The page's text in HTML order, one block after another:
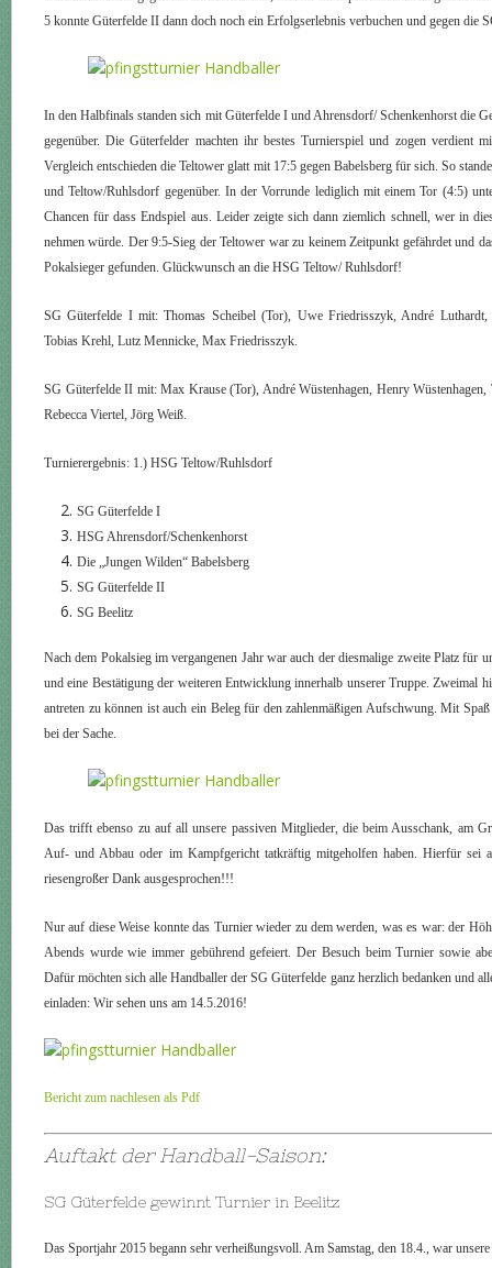
5 konnte Güterfelde II dann doch noch ein Erfolgserlebnis verbuchen und gegen die
In den Halbfinals standen sich mit Güterfelde I und Ahrensdorf/ Schenkenhorst die
gegenüber. Die Güterfelder machten ihr bestes Turnierspiel und zogen verdient
Vergleich entschieden die Teltower glatt mit 17:5 gegen Babelsberg für sich. So
und Teltow/Ruhlsdorf gegenüber. In der Vorrunde lediglich mit einem Tor (4:5)
Chancen für dass Endspiel aus. Leider zeigte sich dann ziemlich schnell, wer in
nehmen würde. Der 9:5-Sieg der Teltower war zu keinem Zeitpunkt gefährdet und
Pokalsieger gefunden. Glückwunsch an die HSG Teltow/ Ruhlsdorf!
SG Güterfelde I mit: Thomas Scheibel (Tor), Uwe Friedrisszyk, André
Tobias Krehl, Lutz Mennicke, Max Friedrisszyk.
SG Güterfelde II mit: Max Krause (Tor), André Wüstenhagen, Henry
Rebecca Viertel, Jörg Weiß.
Turnierergebnis: 1.) HSG Teltow/Ruhlsdorf
SG Güterfelde I
HSG Ahrensdorf/Schenkenhorst
Die „Jungen Wilden“ Babelsberg
SG Güterfelde II
SG Beelitz
Nach dem Pokalsieg im vergangenen Jahr war auch der diesmalige zweite Platz für
und eine Bestätigung der weiteren Entwicklung innerhalb unserer Truppe. Zweimal
antreten zu können ist auch ein Beleg für den zahlenmäßigen Aufschwung. Mit
bei der Sache.
Das trifft ebenso zu auf all unsere passiven Mitglieder, die beim Ausschank, am
Auf- und Abbau oder im Kampfgericht tatkräftig mitgeholfen haben. Hierfür sei
riesengroßer Dank ausgesprochen!!!
Nur auf diese Weise konnte das Turnier wieder zu dem werden, was es war: der
Abends wurde wie immer gebührend gefeiert. Der Besuch beim Turnier sowie
Dafür möchten sich alle Handballer der SG Güterfelde ganz herzlich bedanken und
einladen: Wir sehen uns am 14.5.2016!
Bericht zum nachlesen als Pdf
Auftakt der Handball-Saison:
SG Güterfelde gewinnt Turnier in Beelitz
Das Sportjahr 2015 begann sehr verheißungsvoll. Am Samstag, den 18.4., war